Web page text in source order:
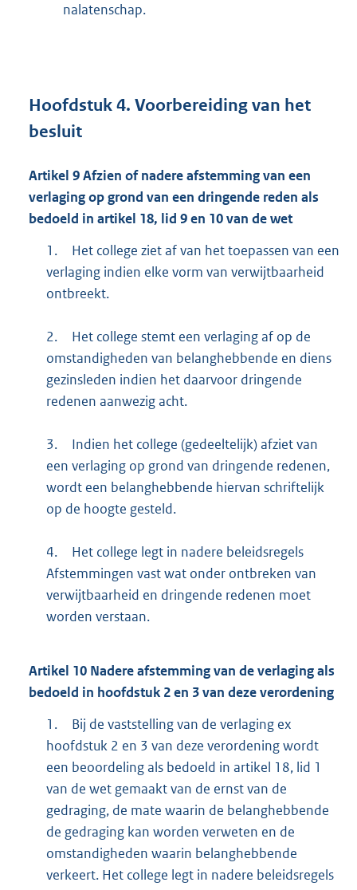
nalatenschap.
Hoofdstuk4. Voorbereiding van het
besluit
Artikel 9Afzien of nadere afstemming van een
verlaging op grond van een dringende reden als
bedoeld in artikel 18, lid 9 en 10 van de wet
1.
Het college ziet af van het toepassen van een
verlaging indien elke vorm van verwijtbaarheid
ontbreekt.
2.
Het college stemt een verlaging af op de
omstandigheden van belanghebbende en diens
gezinsleden indien het daarvoor dringende
redenen aanwezig acht.
3.
Indien het college (gedeeltelijk) afziet van
een verlaging op grond van dringende redenen,
wordt een belanghebbende hiervan schriftelijk
op de hoogte gesteld.
4.
Het college legt in nadere beleidsregels
Afstemmingen vast wat onder ontbreken van
verwijtbaarheid en dringende redenen moet
worden verstaan.
Artikel 10 Nadere afstemming van de verlaging als
bedoeld in hoofdstuk 2 en 3 van deze verordening
1.
Bij de vaststelling van de verlaging ex
hoofdstuk 2 en 3 van deze verordening wordt
een beoordeling als bedoeld in artikel 18, lid 1
van de wet gemaakt van de ernst van de
gedraging, de mate waarin de belanghebbende
de gedraging kan worden verweten en de
omstandigheden waarin belanghebbende
verkeert. Het college legt in nadere beleidsregels